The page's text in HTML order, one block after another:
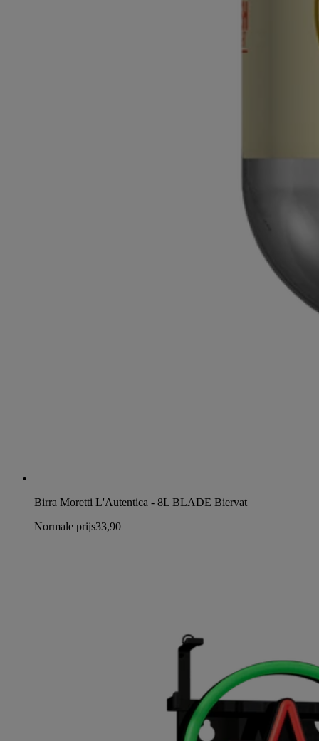
Birra Moretti L'Autentica - 8L BLADE Biervat
Normale prijs33,90